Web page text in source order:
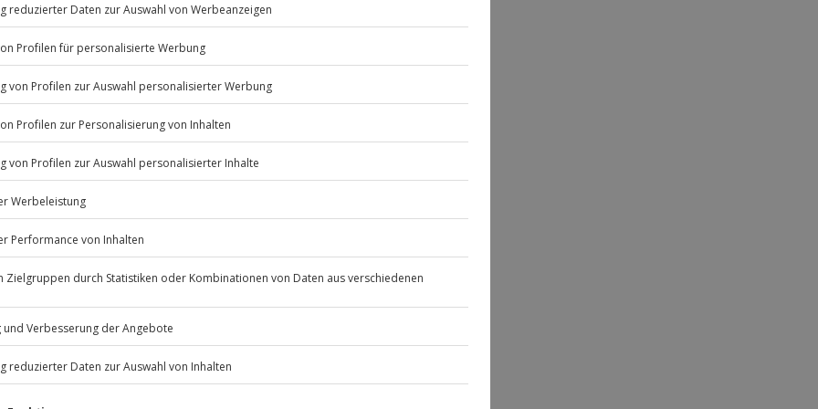
unvergessliche Nacht ins Jahr
Terminen verfügbar
(ab 14 Jahren in Begleitung
Absprache mit dem
Listenansicht
© OpenStreetMaps